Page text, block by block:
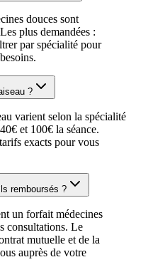
douces sont
plus demandées :
par spécialité pour
?
varient selon la spécialité
et 100€ la séance.
exacts pour vous
remboursés ?
un forfait médecines
consultations. Le
mutuelle et de la
auprès de votre